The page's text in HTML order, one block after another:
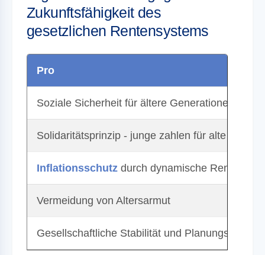
Zukunftsfähigkeit des
gesetzlichen Rentensystems
Pro
Soziale Sicherheit für ältere Generationen
Solidaritätsprinzip - junge zahlen für alte
Inflationsschutz durch dynamische
Vermeidung von Altersarmut
Gesellschaftliche Stabilität und